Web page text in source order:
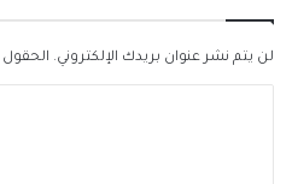
لن يتم نشر عنوان بريدك الإلكتروني. الحقول